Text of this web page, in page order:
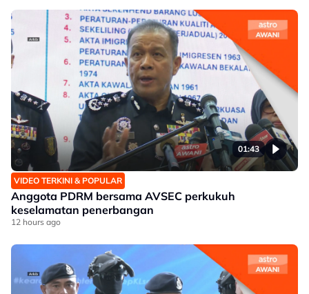
01:43
VIDEO TERKINI & POPULAR
Anggota PDRM bersama AVSEC perkukuh
keselamatan penerbangan
12 hours ago